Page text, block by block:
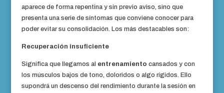
aparece de forma repentina y sin previo aviso, sino que
presenta una serie de síntomas que conviene conocer para
poder evitar su consolidación. Los más destacables son:
Recuperación insuficiente
Significa que llegamos al entrenamiento cansados y con
los músculos bajos de tono, doloridos o algo rígidos. Ello
supondrá un descenso del rendimiento durante la sesión en